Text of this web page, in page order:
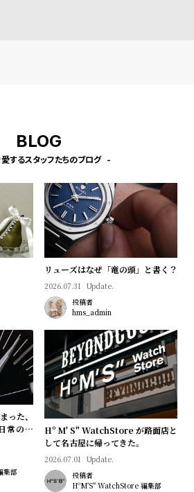
BLOG
するスタッフたちのブログ
リューズはなぜ「竜の頭」と書く？
2026.07.31 Update.
投稿者
hms_admin
った、
常のロ
集部
Hº M' S" WatchStore が路面店と
して名古屋に帰ってきた。
2026.07.01 Update.
投稿者
HºM'S" WatchStore 編集部